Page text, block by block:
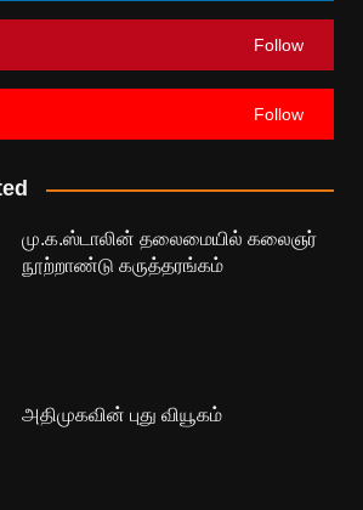
Follow
Follow
மு.க.ஸ்டாலின் தலைமையில் கலைஞர்
நூற்றாண்டு கருத்தரங்கம்
அதிமுகவின் புது வியூகம்